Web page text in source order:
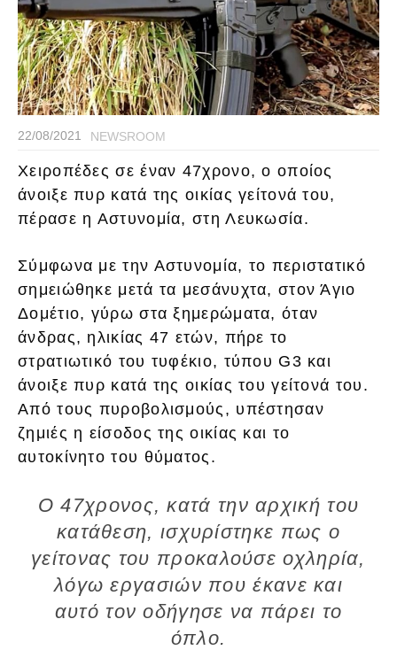
22/08/2021 NEWSROOM
Χειροπέδες σε έναν 47χρονο, ο οποίος
άνοιξε πυρ κατά της οικίας γείτονά του,
πέρασε η Αστυνομία, στη Λευκωσία.
Σύμφωνα με την Αστυνομία, το περιστατικό
σημειώθηκε μετά τα μεσάνυχτα, στον Άγιο
Δομέτιο, γύρω στα ξημερώματα, όταν
άνδρας, ηλικίας 47 ετών, πήρε το
στρατιωτικό του τυφέκιο, τύπου G3 και
άνοιξε πυρ κατά της οικίας του γείτονά του.
Από τους πυροβολισμούς, υπέστησαν
ζημιές η είσοδος της οικίας και το
αυτοκίνητο του θύματος.
Ο 47χρονος, κατά την αρχική του
κατάθεση, ισχυρίστηκε πως ο
γείτονας του προκαλούσε οχληρία,
λόγω εργασιών που έκανε και
αυτό τον οδήγησε να πάρει το
όπλο.